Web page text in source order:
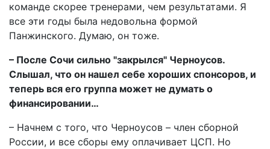
команде скорее тренерами, чем результатами. Я
все эти годы была недовольна формой
Панжинского. Думаю, он тоже.
– После Сочи сильно "закрылся" Черноусов.
Слышал, что он нашел себе хороших спонсоров, и
теперь вся его группа может не думать о
финансировании…
– Начнем с того, что Черноусов – член сборной
России, и все сборы ему оплачивает ЦСП. Но